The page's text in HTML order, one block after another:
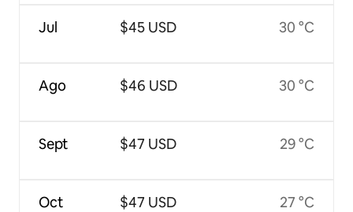
Jul
Ago
Sept
Oct
$45 USD
$46 USD
$47 USD
$47 USD
30 °C
30 °C
29 °C
27 °C